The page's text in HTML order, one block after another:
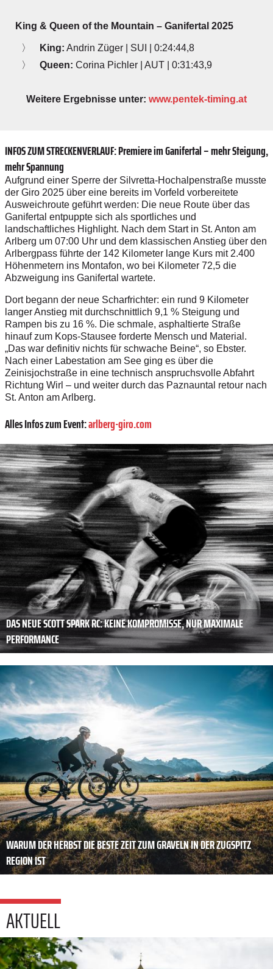
King & Queen of the Mountain – Ganifertal 2025
King: Andrin Züger | SUI | 0:24:44,8
Queen: Corina Pichler | AUT | 0:31:43,9
Weitere Ergebnisse unter: www.pentek-timing.at
INFOS ZUM STRECKENVERLAUF: Premiere im Ganifertal – mehr Steigung,
mehr Spannung
Aufgrund einer Sperre der Silvretta-Hochalpenstraße musste
der Giro 2025 über eine bereits im Vorfeld vorbereitete
Ausweichroute geführt werden: Die neue Route über das
Ganifertal entpuppte sich als sportliches und
landschaftliches Highlight. Nach dem Start in St. Anton am
Arlberg um 07:00 Uhr und dem klassischen Anstieg über den
Arlbergpass führte der 142 Kilometer lange Kurs mit 2.400
Höhenmetern ins Montafon, wo bei Kilometer 72,5 die
Abzweigung ins Ganifertal wartete.
Dort begann der neue Scharfrichter: ein rund 9 Kilometer
langer Anstieg mit durchschnittlich 9,1 % Steigung und
Rampen bis zu 16 %. Die schmale, asphaltierte Straße
hinauf zum Kops-Stausee forderte Mensch und Material.
„Das war definitiv nichts für schwache Beine“, so Ebster.
Nach einer Labestation am See ging es über die
Zeinisjochstraße in eine technisch anspruchsvolle Abfahrt
Richtung Wirl – und weiter durch das Paznauntal retour nach
St. Anton am Arlberg.
Alles Infos zum Event:arlberg-giro.com
DAS NEUE SCOTT SPARK RC: KEINE KOMPROMISSE, NUR MAXIMALE
PERFORMANCE
WARUM DER HERBST DIE BESTE ZEIT ZUM GRAVELN IN DER ZUGSPITZ
REGION IST
AKTUELL